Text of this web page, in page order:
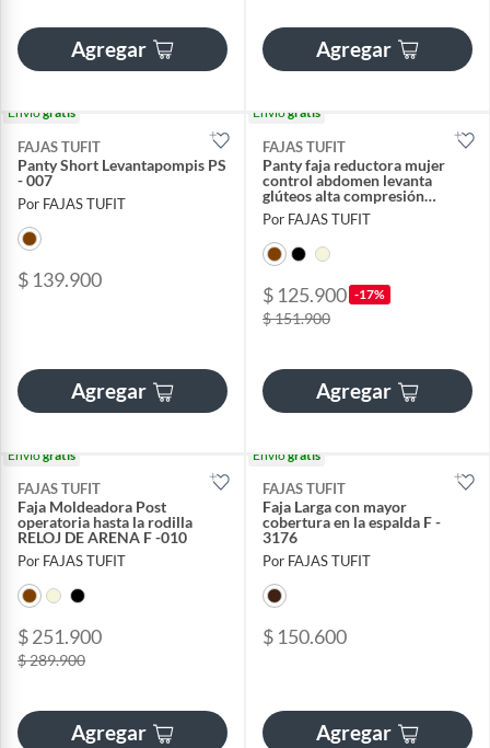
Agregar Agregar
Envíogratis
FAJAS TUFIT
Panty Short Levantapompis PS
- 007
Por FAJAS TUFIT
$ 139.900
Agregar
Envíogratis
FAJAS TUFIT
Panty faja reductora mujer
control abdomen levanta
glúteos alta compresión
invisible WP 447
Por FAJAS TUFIT
$ 125.900 -17%
$ 151.900
Agregar
Envíogratis
FAJAS TUFIT
Faja Moldeadora Post
operatoria hasta la rodilla
RELOJ DE ARENA F -010
Por FAJAS TUFIT
$ 251.900
$ 289.900
Agregar
Envíogratis
FAJAS TUFIT
Faja Larga con mayor
cobertura en la espalda F -
3176
Por FAJAS TUFIT
$ 150.600
Agregar